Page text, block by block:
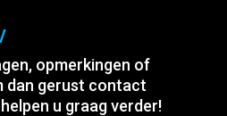
opmerkingen of
dan gerust contact
u graag verder!